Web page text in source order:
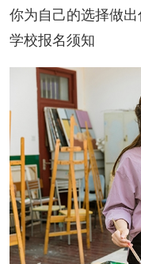
你为自己的选择做
学校报名须知